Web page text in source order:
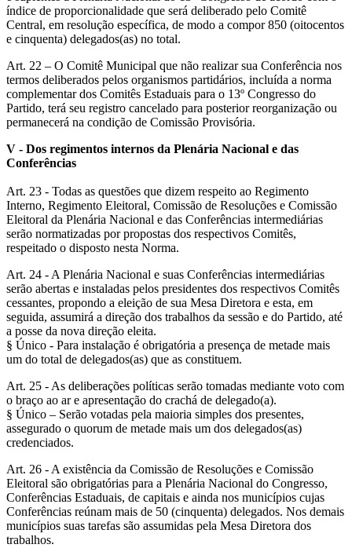
índice de proporcionalidade que será deliberado pelo Comitê
Central, em resolução específica, de modo a compor 850 (oitocentos
e cinquenta) delegados(as) no total.
Art. 22 – O Comitê Municipal que não realizar sua Conferência nos
termos deliberados pelos organismos partidários, incluída a norma
complementar dos Comitês Estaduais para o 13º Congresso do
Partido, terá seu registro cancelado para posterior reorganização ou
permanecerá na condição de Comissão Provisória.
V - Dos regimentos internos da Plenária Nacional e das
Conferências
Art. 23 - Todas as questões que dizem respeito ao Regimento
Interno, Regimento Eleitoral, Comissão de Resoluções e Comissão
Eleitoral da Plenária Nacional e das Conferências intermediárias
serão normatizadas por propostas dos respectivos Comitês,
respeitado o disposto nesta Norma.
Art. 24 - A Plenária Nacional e suas Conferências intermediárias
serão abertas e instaladas pelos presidentes dos respectivos Comitês
cessantes, propondo a eleição de sua Mesa Diretora e esta, em
seguida, assumirá a direção dos trabalhos da sessão e do Partido, até
a posse da nova direção eleita.
§ Único - Para instalação é obrigatória a presença de metade mais
um do total de delegados(as) que as constituem.
Art. 25 - As deliberações políticas serão tomadas mediante voto com
o braço ao ar e apresentação do crachá de delegado(a).
§ Único – Serão votadas pela maioria simples dos presentes,
assegurado o quorum de metade mais um dos delegados(as)
credenciados.
Art. 26 - A existência da Comissão de Resoluções e Comissão
Eleitoral são obrigatórias para a Plenária Nacional do Congresso,
Conferências Estaduais, de capitais e ainda nos municípios cujas
Conferências reúnam mais de 50 (cinquenta) delegados. Nos demais
municípios suas tarefas são assumidas pela Mesa Diretora dos
trabalhos.